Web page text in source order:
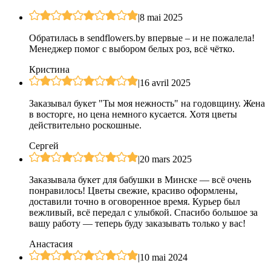
|8 mai 2025
Обратилась в sendflowers.by впервые – и не пожалела!
Менеджер помог с выбором белых роз, всё чётко.
Кристина
|16 avril 2025
Заказывал букет "Ты моя нежность" на годовщину. Жена
в восторге, но цена немного кусается. Хотя цветы
действительно роскошные.
Сергей
|20 mars 2025
Заказывала букет для бабушки в Минске — всё очень
понравилось! Цветы свежие, красиво оформлены,
доставили точно в оговоренное время. Курьер был
вежливый, всё передал с улыбкой. Спасибо большое за
вашу работу — теперь буду заказывать только у вас!
Анастасия
|10 mai 2024